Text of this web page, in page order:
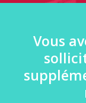
Vous